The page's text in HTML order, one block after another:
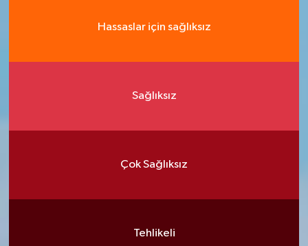
Hassaslar için sağlıksız
Sağlıksız
Çok Sağlıksız
Tehlikeli